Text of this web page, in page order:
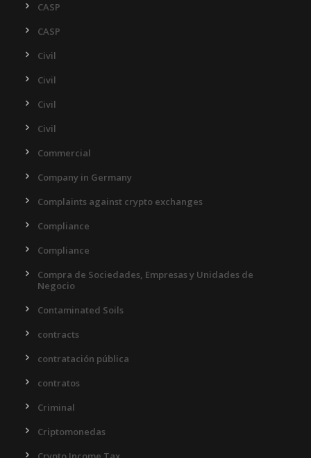
CASP
CASP
Civil
Civil
Civil
Civil
Commercial
Company in Germany
Complaints against crypto exchanges
Compliance
Compliance
Compra de Sociedades, Empresas y Unidades de
Negocio
Contaminated Soils
contracts
contratación pública
contratos
Criminal
Criptomonedas